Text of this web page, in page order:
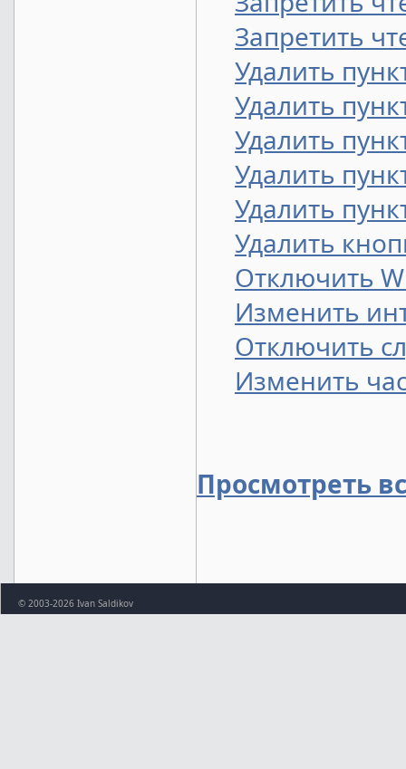
Запретить
Удалить
Удалить
Удалить
Удалить
Удалить
Удалить
Отключить
Изменить
Отключить
Изменить
Просмотреть
© 2003-2026 Ivan Saldikov